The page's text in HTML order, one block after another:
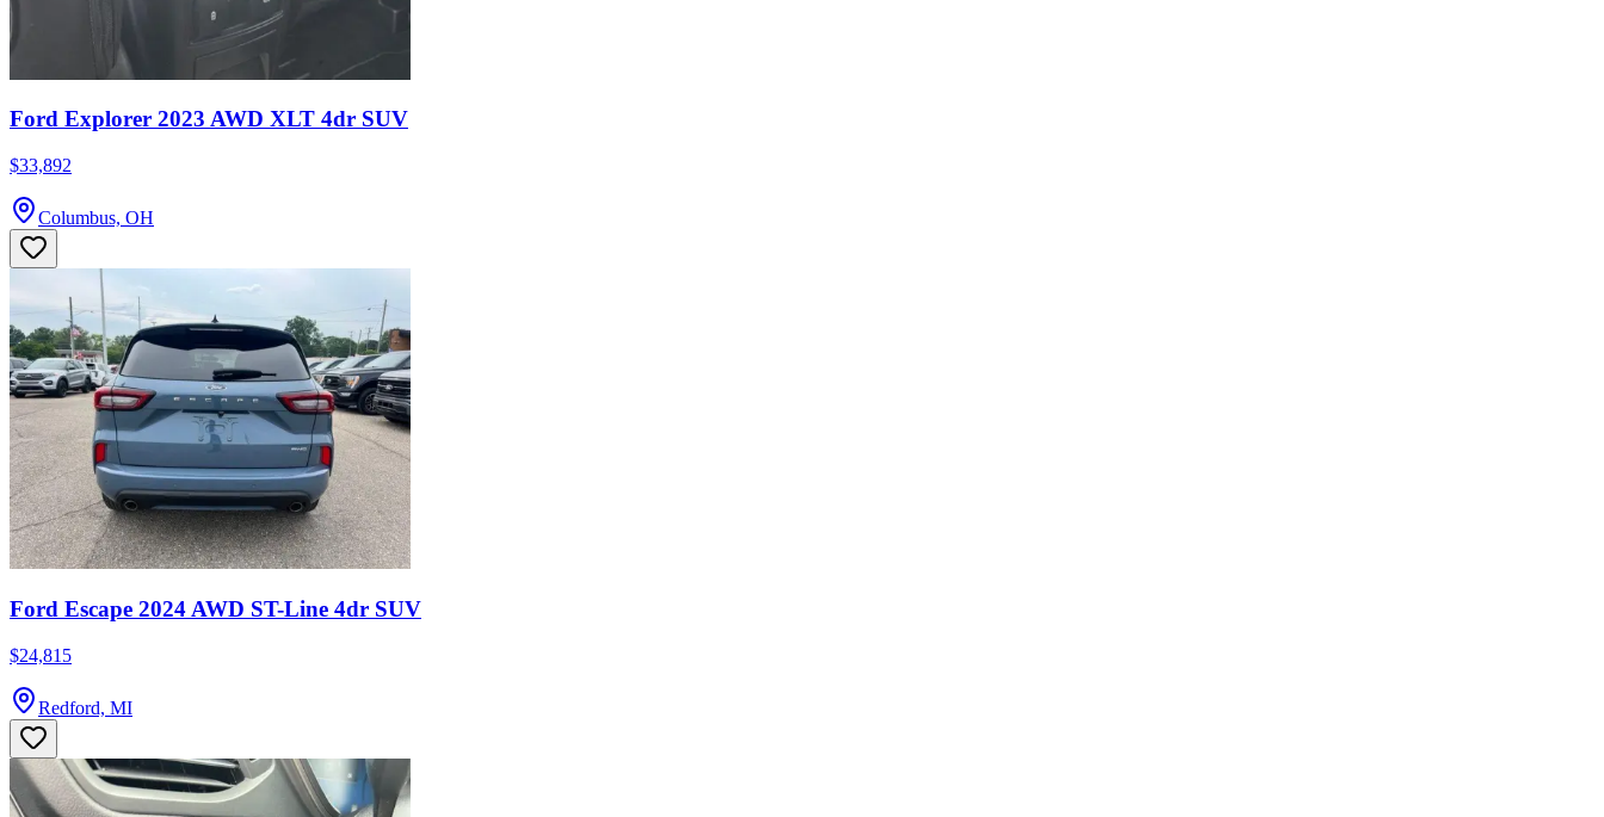
Ford Explorer 2023 AWD XLT 4dr SUV
$33,892
Columbus, OH
Ford Escape 2024 AWD ST-Line 4dr SUV
$24,815
Redford, MI